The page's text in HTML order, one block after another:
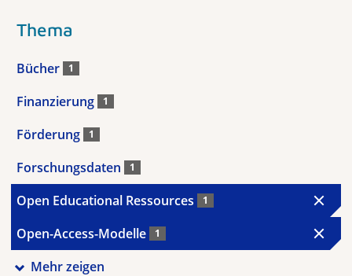
Thema
Bücher 1
Finanzierung 1
Förderung 1
Forschungsdaten 1
Open Educational Ressources 1
Open-Access-Modelle 1
Mehr zeigen